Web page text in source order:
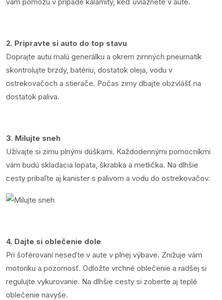
vám pomôžu v prípade kalamity, keď uviaznete v aute.
2. Pripravte si auto do top stavu
Doprajte autu malú generálku a okrem zimných pneumatík
skontrolujte brzdy, batériu, dostatok oleja, vodu v
ostrekovačoch a stierače. Počas zimy dbajte obzvlášť na
dostatok paliva.
3. Milujte sneh
Užívajte si zimu plnými dúškami. Každodennými pomocníkmi
vám budú skladacia lopata, škrabka a metlička. Na dlhšie
cesty pribaľte aj kanister s palivom a vodu do ostrekovačov.
4. Dajte si oblečenie dole
Pri šoférovaní neseďte v aute v plnej výbave. Znižuje vám
motoriku a pozornosť. Odložte vrchné oblečenie a radšej si
regulujte vykurovanie. Na dlhšie cesty si zoberte aj teplé
oblečenie navyše.